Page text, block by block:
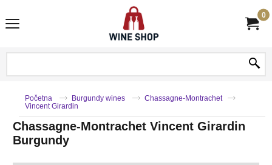
0
Početna Burgundy wines
Chassagne-Montrachet
Vincent Girardin
Chassagne-Montrachet Vincent Girardin
Burgundy